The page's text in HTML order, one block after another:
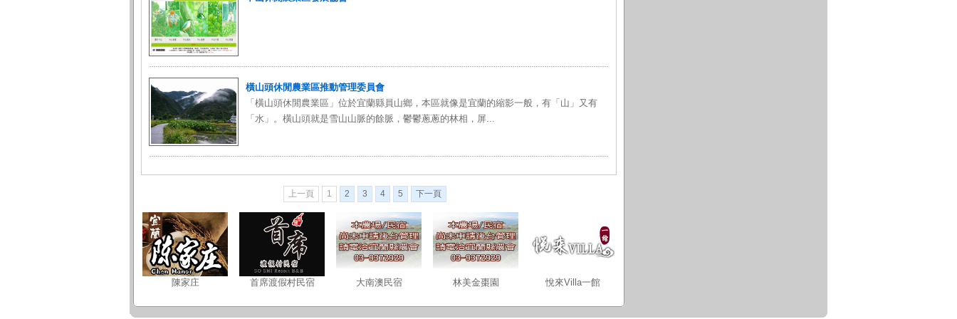
橫山頭休閒農業區推動管理委員會
「橫山頭休閒農業區」位於宜蘭縣員山鄉，本區就像是宜蘭的縮影一般，有「山」又有
「水」。橫山頭就是雪山山脈的餘脈，鬱鬱蔥蔥的林相，屏...
上一頁 1 2 3 4 5 下一頁
陳家庄 首席渡假村民宿 大南澳民宿 林美金棗園 悅來Villa一館